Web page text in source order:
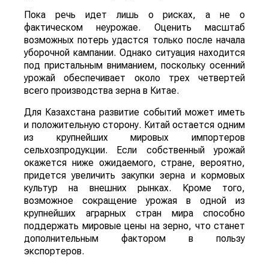
Пока речь идет лишь о рисках, а не о
фактическом неурожае. Оценить масштаб
возможных потерь удастся только после начала
уборочной кампании. Однако ситуация находится
под пристальным вниманием, поскольку осенний
урожай обеспечивает около трех четвертей
всего производства зерна в Китае.
Для Казахстана развитие событий может иметь
и положительную сторону. Китай остается одним
из крупнейших мировых импортеров
сельхозпродукции. Если собственный урожай
окажется ниже ожидаемого, стране, вероятно,
придется увеличить закупки зерна и кормовых
культур на внешних рынках. Кроме того,
возможное сокращение урожая в одной из
крупнейших аграрных стран мира способно
поддержать мировые цены на зерно, что станет
дополнительным фактором в пользу
экспортеров.